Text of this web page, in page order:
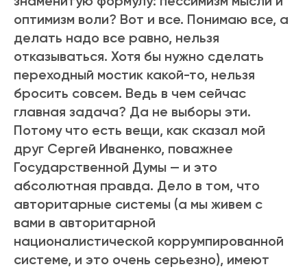
оптимизм воли? Вот и все. Понимаю все, а
делать надо все равно, нельзя
отказываться. Хотя бы нужно сделать
переходный мостик какой-то, нельзя
бросить совсем. Ведь в чем сейчас
главная задача? Да не выборы эти.
Потому что есть вещи, как сказал мой
друг Сергей Иваненко, поважнее
Государственной Думы — и это
абсолютная правда. Дело в том, что
авторитарные системы (а мы живем с
вами в авторитарной
националистической коррумпированной
системе, и это очень серьезно), имеют